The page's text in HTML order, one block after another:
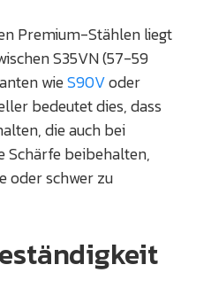
Premium-Stählen liegt
S35VN (57-59
wieS90Voder
bedeutet dies, dass
die auch bei
Schärfe beibehalten,
oder schwer zu